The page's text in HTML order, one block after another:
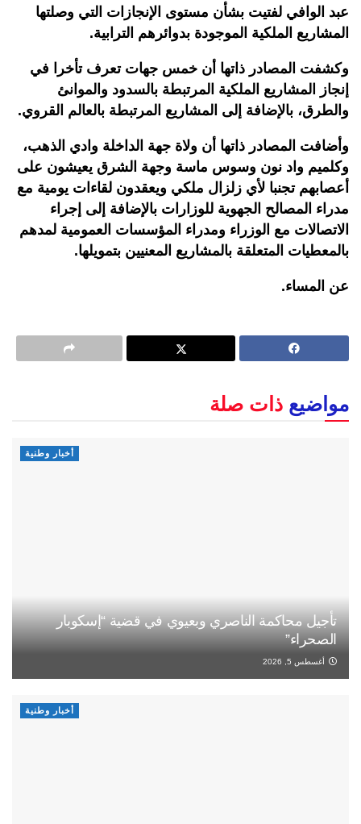
عبد الوافي لفتيت بشأن مستوى الإنجازات التي وصلتها
المشاريع الملكية الموجودة بدوائرهم الترابية.
وكشفت المصادر ذاتها أن خمس جهات تعرف تأخرا في
إنجاز المشاريع الملكية المرتبطة بالسدود والموانئ
والطرق، بالإضافة إلى المشاريع المرتبطة بالعالم القروي.
وأضافت المصادر ذاتها أن ولاة جهة الداخلة وادي الذهب،
وكلميم واد نون وسوس ماسة وجهة الشرق يعيشون على
أعصابهم تجنبا لأي زلزال ملكي ويعقدون لقاءات يومية مع
مدراء المصالح الجهوية للوزارات بالإضافة إلى إجراء
الاتصالات مع الوزراء ومدراء المؤسسات العمومية لمدهم
بالمعطيات المتعلقة بالمشاريع المعنيين بتمويلها.
عن المساء.
مواضيع ذات صلة
أخبار وطنية
تأجيل محاكمة الناصري وبعيوي في قضية “إسكوبار
الصحراء”
أغسطس 5, 2026
أخبار وطنية